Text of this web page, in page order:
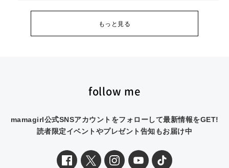
もっと見る
follow me
mamagirl公式SNSアカウントをフォローして最新情報をGET!
読者限定イベントやプレゼント告知もお届け中